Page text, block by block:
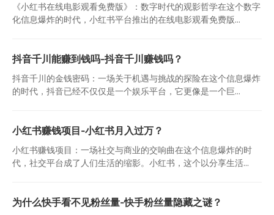
《小红书在线电影观看免费版》：数字时代的观影哲学在这个数字
化信息爆炸的时代，小红书平台推出的在线电影观看免费版...
抖音千川能赚到钱吗-抖音千川赚钱吗？
抖音千川的金钱密码：一场关于机遇与挑战的探险在这个信息爆炸
的时代，抖音已经不仅仅是一个娱乐平台，它更像是一个巨...
小红书赚钱项目-小红书月入过万？
小红书赚钱项目：一场社交与商业的交响曲在这个信息爆炸的时
代，社交平台成了人们生活的缩影。小红书，这个以分享生活...
为什么快手看不见粉丝量-快手粉丝量隐藏之谜？